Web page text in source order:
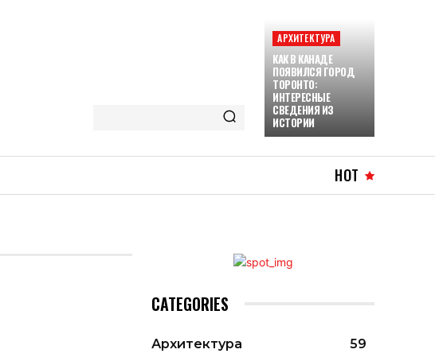
АРХИТЕКТУРА
КАК В КАНАДЕ
ПОЯВИЛСЯ ГОРОД
ТОРОНТО:
ИНТЕРЕСНЫЕ
СВЕДЕНИЯ ИЗ
ИСТОРИИ
HOT
CATEGORIES
Архитектура
59